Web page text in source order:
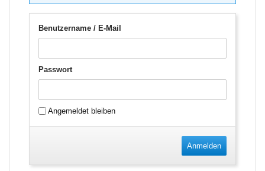
Benutzername / E-Mail
Passwort
Angemeldet bleiben
Anmelden